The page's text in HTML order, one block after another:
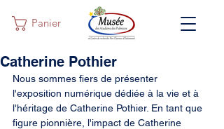
Panier
Catherine Pothier
Nous sommes fiers de présenter
l'exposition numérique dédiée à la vie et à
l'héritage de Catherine Pothier. En tant que
figure pionnière, l'impact de Catherine